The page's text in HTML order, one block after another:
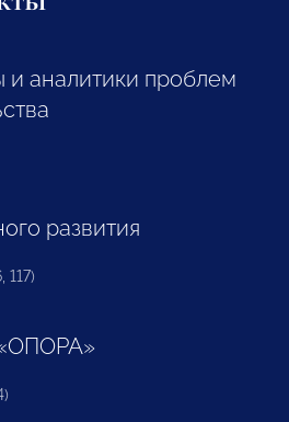
и аналитики проблем
развития
117)